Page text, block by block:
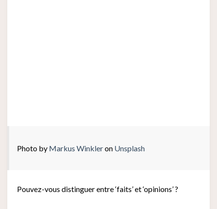
Photo by Markus Winkleron Unsplash
Pouvez-vous distinguer entre ‘faits’ et ‘opinions’ ?